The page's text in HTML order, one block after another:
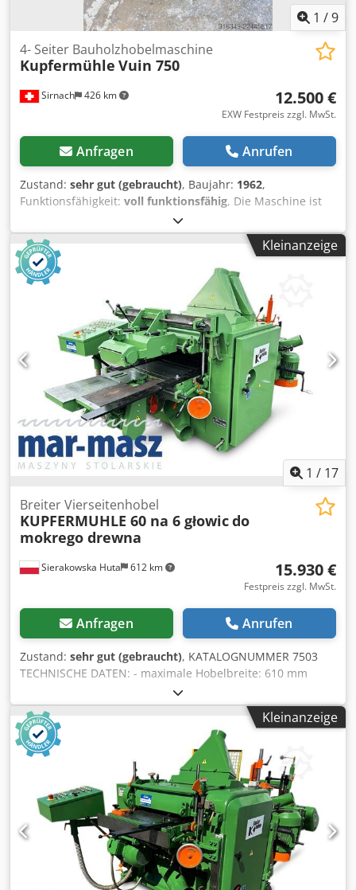
1 /9
Sirnach 426 km
4- Seiter Bauholzhobelmaschine
Kupfermühle Vuin 750
12.500 €
EXW Festpreis zzgl. MwSt.
Anfragen Anrufen
Zustand: sehr gut (gebraucht), Baujahr: 1962,
Funktionsfähigkeit: voll funktionsfähig, Die Maschine ist
betriebsbereit und mit verstellbaren Fasen- und
Radiusmessern ausgestattet. Technische Daten: Hersteller:
Kupfermühle Typ: VUIN 750 Baujahr: 1962
Maschinennummer: 8170 Arbeitsbreite: 750 mm
Arbeitshöhe: bis 200 mm Hobelköpfe: 140 × 200 mm
Verstellbare Fasen- und Radiusmesser Angetriebene
Einzugswalze Gliederdruckbalken Elektrische
Höhenverstellung Absaugrohre inklusive Sammelkollektor
Zustand: betriebsbereit Schwere, langlebige
Maschinenkonstruktion für den Einsatz in Zimmereien,
Sägewerken und Bauholzbetrieben. Besichtigung und
Probelauf nach Vereinbarung möglich. Credpjzp U D Hofx
Akqsf
Kleinanzeige
1 / 17
Sierakowska Huta 612 km
Breiter Vierseitenhobel
KUPFERMUHLE 60 na 6 głowicdo
mokrego drewna
15.930 €
Festpreis zzgl. MwSt.
Anfragen Anrufen
Zustand: sehr gut (gebraucht), KATALOGNUMMER 7503
TECHNISCHE DATEN: - maximale Hobelbreite: 610 mm
Credpfxozr Ixce Akqef - maximale Hobelhöhe (beidseitig):
200 mm - maximale Hobelhöhe (vierseitig): 100 mm Von
oben: - 2 gummierte Vorschubwalzen - 2 gezahnte
Vorschubwalzen - 1 metallene Vorschubwalze - gezahnter
Einzugswellenantrieb - Rückschlagstifte - Niederhalter - 2
gezahnte Vorschubwellen - Niederhalter - Hobelwelle 610
mm, 4-Messer, 7,5 kW - Niederhalter - glatte metallene
Vorschubwalze - Niederhalter - Profilierwelle 7,5 kW -
Niederhalter - gummierte Vorschubwalze Von unten: -
Hobelwelle, Achsdurchmesser 35 mm, Achslänge 130 mm,
2,2 kW - 2 Führungsschienen - Einlauftisch - glatte
Vorschubwelle - Hobelwelle 610 mm, 4-Messer, (2 Messer
Kleinanzeige